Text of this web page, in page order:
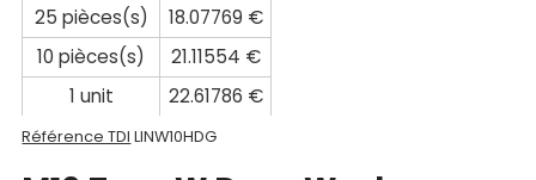
25 pièces(s)
18.07769 €
10 pièces(s)
21.11554 €
1 unit
22.61786 €
Référence TDI LINW10HDG